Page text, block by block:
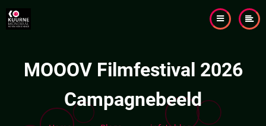
MOOOV Filmfestival 2026
Campagnebeeld